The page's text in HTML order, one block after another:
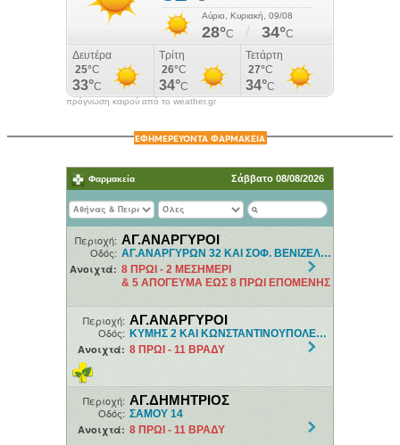
πρόγνωση καιρού από το weather.gr
ΕΦΗΜΕΡΕΥΟΝΤΑ ΦΑΡΜΑΚΕΙΑ